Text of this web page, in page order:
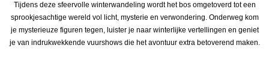
Tijdens deze sfeervolle winterwandeling wordt het bos omgetoverd tot een
sprookjesachtige wereld vol licht, mysterie en verwondering. Onderweg kom
je mysterieuze figuren tegen, luister je naar winterlijke vertellingen en geniet
je van indrukwekkende vuurshows die het avontuur extra betoverend maken.